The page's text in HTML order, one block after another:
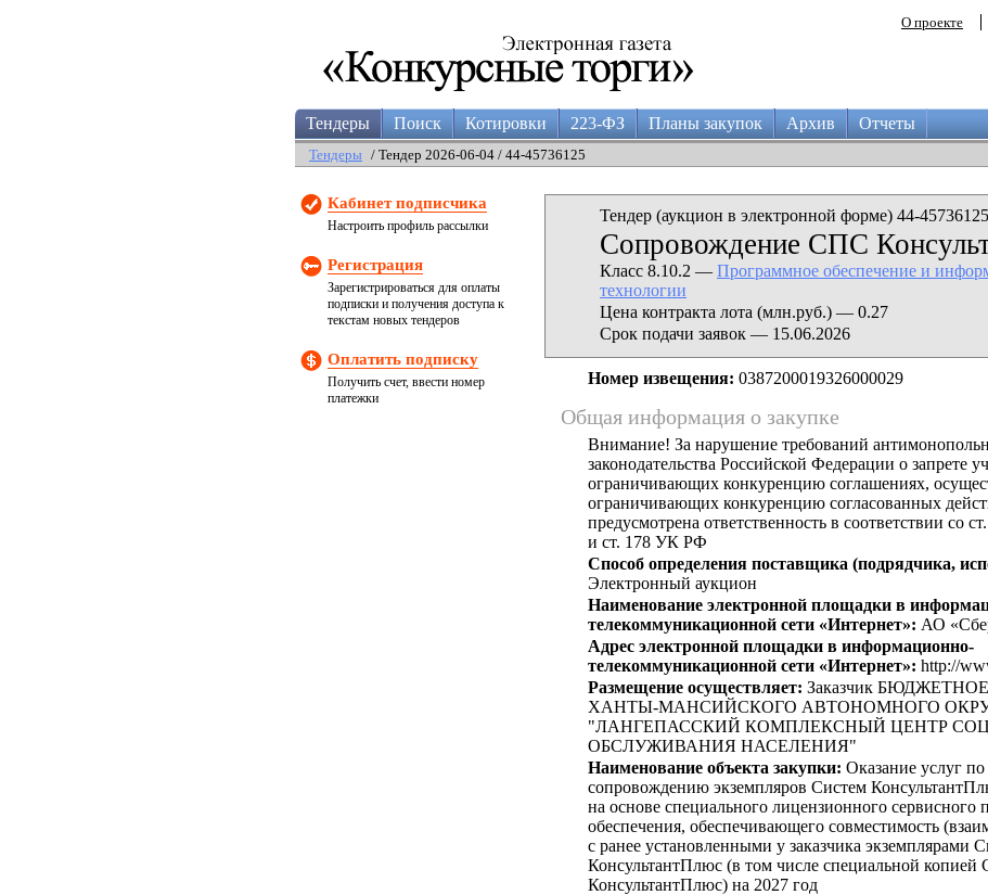
О проекте
Тендеры Поиск Котировки 223-ФЗ Планы закупок Архив Отчеты
Тендеры / Тендер 2026-06-04 / 44-45736125
Кабинет подписчика
Настроить профиль рассылки
Регистрация
Зарегистрироваться для оплаты
подписки и получения доступа к
текстам новых тендеров
Оплатить подписку
Получить счет, ввести номер
платежки
Тендер (аукцион в электронной форме) 44-
Сопровождение СПС
Класс 8.10.2 — Программное обеспечение и
технологии
Цена контракта лота (млн.руб.) — 0.27
Срок подачи заявок — 15.06.2026
Номер извещения: 0387200019326000029
Общая информация о закупке
Внимание! За нарушение требований
законодательства Российской Федерации о запрете
ограничивающих конкуренцию соглашениях,
ограничивающих конкуренцию согласованных
предусмотрена ответственность в соответствии со
и ст. 178 УК РФ
Способ определения поставщика (подрядчика,
Электронный аукцион
Наименование электронной площадки в
телекоммуникационной сети «Интернет»: АО
Адрес электронной площадки в информационно-
телекоммуникационной сети «Интернет»: http://
Размещение осуществляет: Заказчик
ХАНТЫ-МАНСИЙСКОГО АВТОНОМНОГО
"ЛАНГЕПАССКИЙ КОМПЛЕКСНЫЙ ЦЕНТР
ОБСЛУЖИВАНИЯ НАСЕЛЕНИЯ"
Наименование объекта закупки: Оказание услуг
сопровождению экземпляров Систем
на основе специального лицензионного сервисного
обеспечения, обеспечивающего совместимость
с ранее установленными у заказчика экземплярами
КонсультантПлюс (в том числе специальной копией
КонсультантПлюс) на 2027 год